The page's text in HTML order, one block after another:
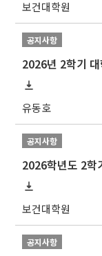
보건대학원
공지사항
유동호
공지사항
보건대학원
공지사항